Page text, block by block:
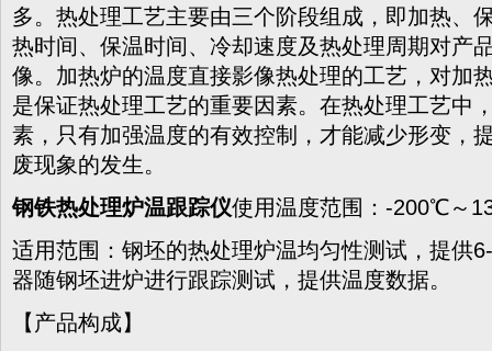
多。热处理工艺主要由三个阶段组成，即加热、
热时间、保温时间、冷却速度及热处理周期对产
像。加热炉的温度直接影像热处理的工艺，对加
是保证热处理工艺的重要因素。在热处理工艺中
素，只有加强温度的有效控制，才能减少形变，
废现象的发生。
钢铁热处理炉温跟踪仪使用温度范围：-200℃～
适用范围：钢坯的热处理炉温均匀性测试，提供
器随钢坯进炉进行跟踪测试，提供温度数据。
【产品构成】